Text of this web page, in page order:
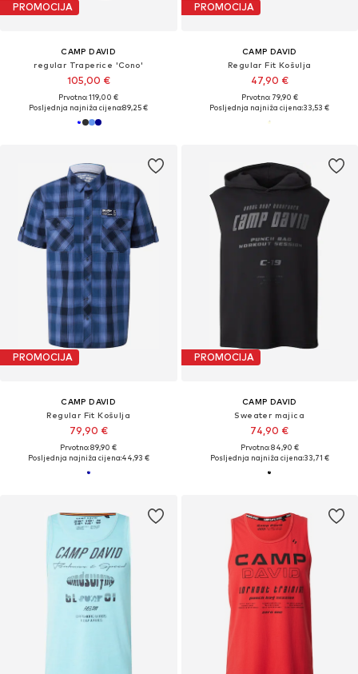
PROMOCIJA
CAMP DAVID
regular Traperice 'Cono'
105,00 €
Prvotno: 119,00 €
Posljednja najniža cijena:89,25 €
PROMOCIJA
CAMP DAVID
Regular Fit Košulja
47,90 €
Prvotno: 79,90 €
Posljednja najniža cijena:33,53 €
PROMOCIJA
CAMP DAVID
Regular Fit Košulja
79,90 €
Prvotno: 89,90 €
Posljednja najniža cijena:44,93 €
PROMOCIJA
CAMP DAVID
Sweater majica
74,90 €
Prvotno: 84,90 €
Posljednja najniža cijena:33,71 €